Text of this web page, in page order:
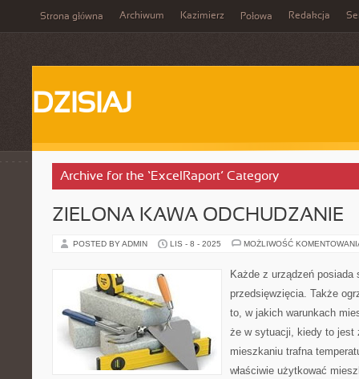
Strona główna Archiwum Kazimierz Połowa Redakcja
DZISIAJ
Archive for the ‘ExcelRaport’ Category
ZIELONA KAWA ODCHUDZANIE
POSTED BY ADMIN LIS - 8 - 2025 MOŻLIWOŚĆ
Każde z urządzeń posiada
przedsięwzięcia. Także
to, w jakich warunkach
że w sytuacji, kiedy to jest
mieszkaniu trafna
właściwie użytkować